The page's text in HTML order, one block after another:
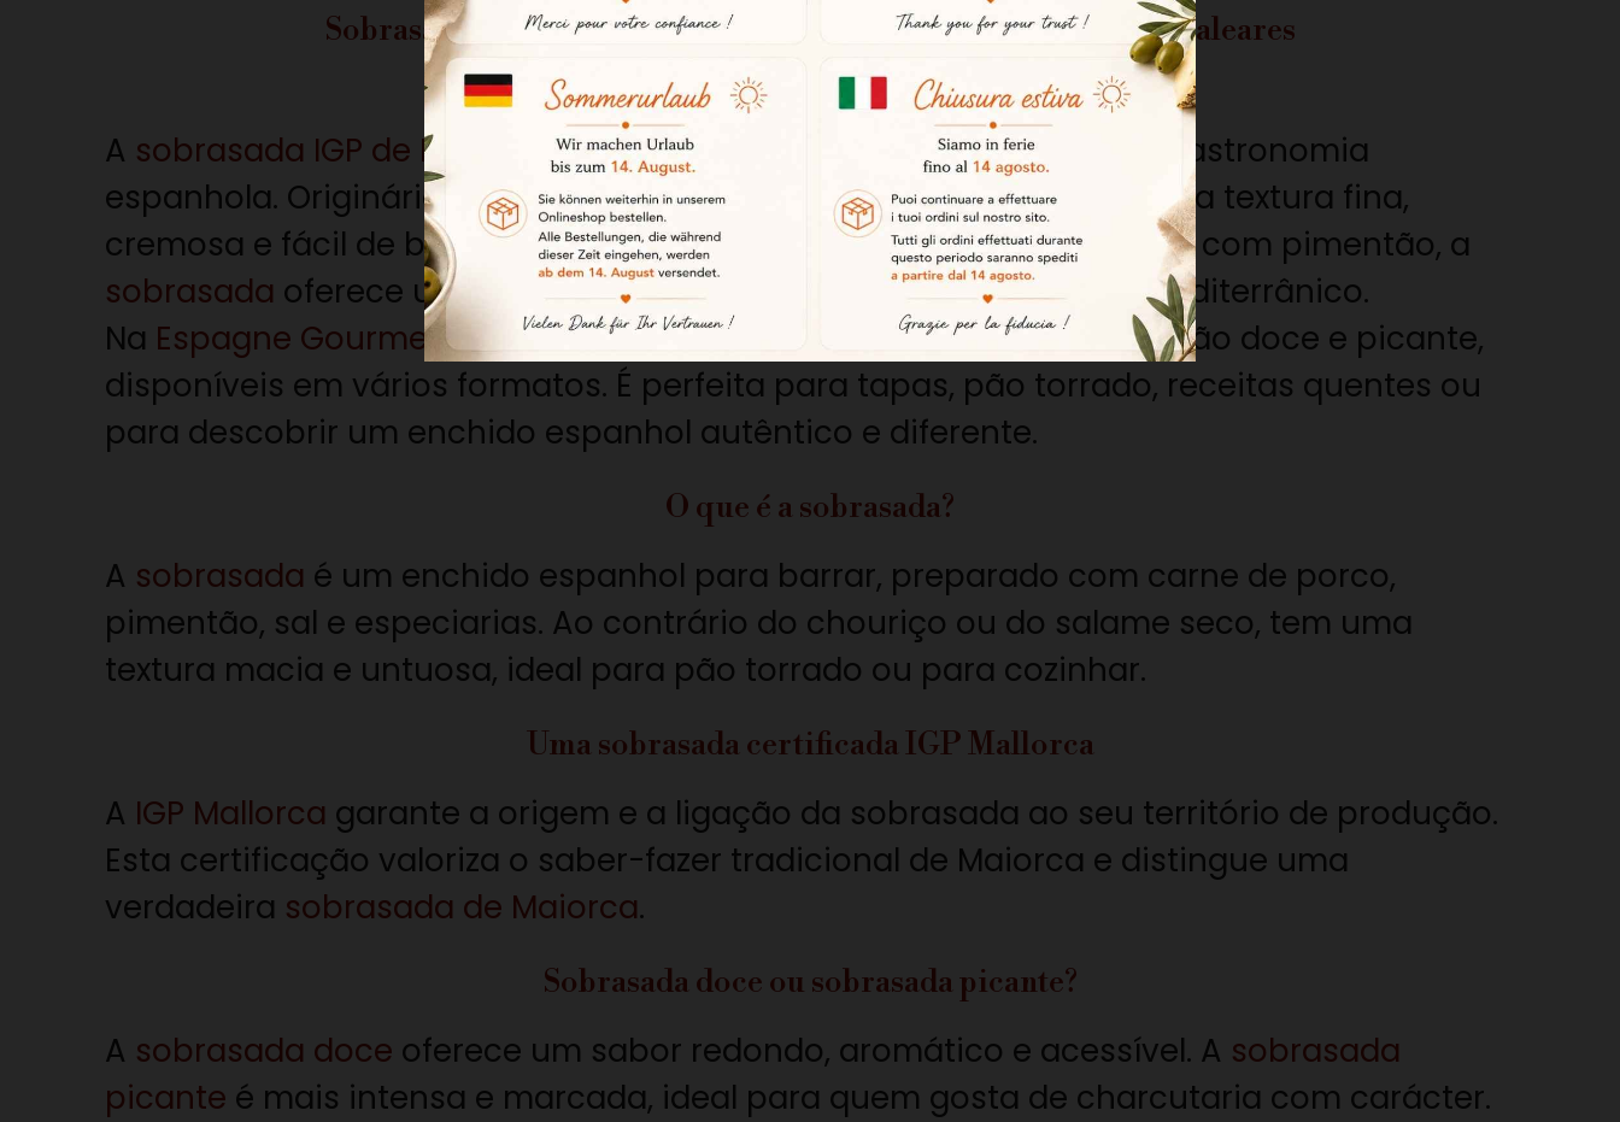
Sobrasada IGP de Maiorca: a especialidade emblemática das Baleares
A sobrasada IGP de Maiorca é uma das grandes especialidades da gastronomia
espanhola. Originária de Maiorca, nas Ilhas Baleares, distingue-se pela textura fina,
cremosa e fácil de barrar. Elaborada com carne de porco temperada com pimentão, a
sobrasada oferece um sabor generoso, aromático e tipicamente mediterrânico.
Na Espagne Gourmet , propomossobrasadas IGP de Maiorcaem versão doce e picante,
disponíveis em vários formatos. É perfeita para tapas, pão torrado, receitas quentes ou
para descobrir um enchido espanhol autêntico e diferente.
O que é a sobrasada?
A sobrasada é um enchido espanhol para barrar, preparado com carne de porco,
pimentão, sal e especiarias. Ao contrário do chouriço ou do salame seco, tem uma
textura macia e untuosa, ideal para pão torrado ou para cozinhar.
Uma sobrasada certificada IGP Mallorca
A IGP Mallorca garante a origem e a ligação da sobrasada ao seu território de produção.
Esta certificação valoriza o saber-fazer tradicional de Maiorca e distingue uma
verdadeira sobrasada de Maiorca.
Sobrasada doce ou sobrasada picante?
A sobrasada doce oferece um sabor redondo, aromático e acessível. A sobrasada
picante é mais intensa e marcada, ideal para quem gosta de charcutaria com carácter.